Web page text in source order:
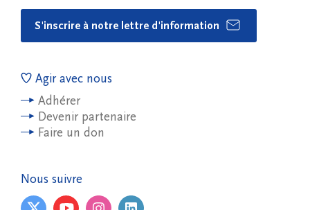
S'inscrire à notre lettre d'information
Agir avec nous
Adhérer
Devenir partenaire
Faire un don
Nous suivre